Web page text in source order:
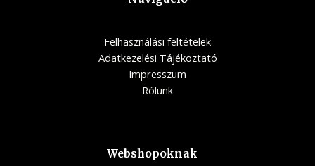
Felhasználási feltételek
Adatkezelési Tájékoztató
Impresszum
Rólunk
Webshopoknak